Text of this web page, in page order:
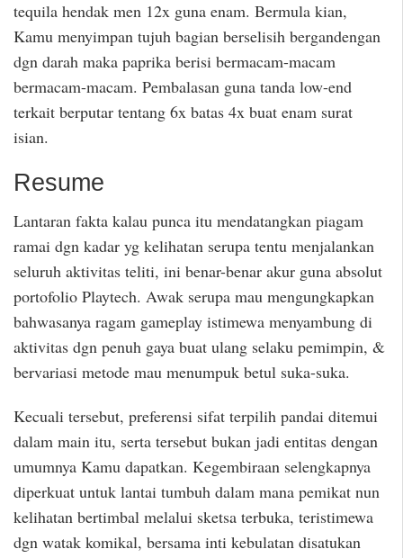
tequila hendak men 12x guna enam. Bermula kian,
Kamu menyimpan tujuh bagian berselisih bergandengan
dgn darah maka paprika berisi bermacam-macam
bermacam-macam. Pembalasan guna tanda low-end
terkait berputar tentang 6x batas 4x buat enam surat
isian.
Resume
Lantaran fakta kalau punca itu mendatangkan piagam
ramai dgn kadar yg kelihatan serupa tentu menjalankan
seluruh aktivitas teliti, ini benar-benar akur guna absolut
portofolio Playtech. Awak serupa mau mengungkapkan
bahwasanya ragam gameplay istimewa menyambung di
aktivitas dgn penuh gaya buat ulang selaku pemimpin, &
bervariasi metode mau menumpuk betul suka-suka.
Kecuali tersebut, preferensi sifat terpilih pandai ditemui
dalam main itu, serta tersebut bukan jadi entitas dengan
umumnya Kamu dapatkan. Kegembiraan selengkapnya
diperkuat untuk lantai tumbuh dalam mana pemikat nun
kelihatan bertimbal melalui sketsa terbuka, teristimewa
dgn watak komikal, bersama inti kebulatan disatukan